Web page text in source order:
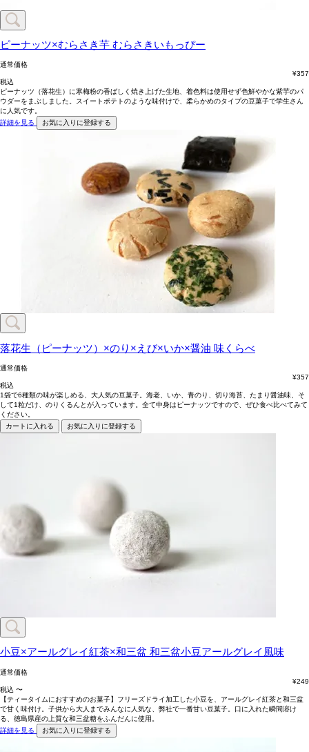
ピーナッツ×むらさき芋 むらさきいもっぴー
通常価格
¥357
税込
ピーナッツ（落花生）に寒梅粉の香ばしく焼き上げた生地、着色料は使用せず色鮮やかな紫芋のパ
ウダーをまぶしました。スイートポテトのような味付けで、柔らかめのタイプの豆菓子で学生さん
に人気です。
詳細を見る
お気に入りに登録する
落花生（ピーナッツ）×のり×えび×いか×醤油 味くらべ
通常価格
¥357
税込
1袋で6種類の味が楽しめる、大人気の豆菓子。海老、いか、青のり、切り海苔、たまり醤油味、そ
して1粒だけ、のりくるんとが入っています。全て中身はピーナッツですので、ぜひ食べ比べてみて
ください。
カートに入れる
お気に入りに登録する
小豆×アールグレイ紅茶×和三盆 和三盆小豆アールグレイ風味
通常価格
¥249
税込 〜
【ティータイムにおすすめのお菓子】フリーズドライ加工した小豆を、アールグレイ紅茶と和三盆
で甘く味付け。子供から大人までみんなに人気な、弊社で一番甘い豆菓子。口に入れた瞬間溶け
る、徳島県産の上質な和三盆糖をふんだんに使用。
詳細を見る
お気に入りに登録する